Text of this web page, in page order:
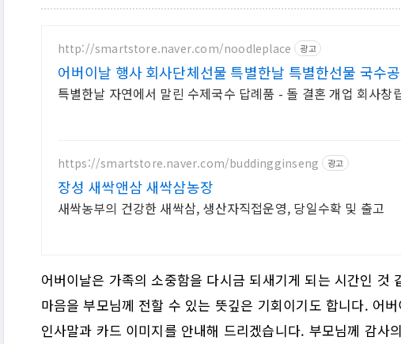
http://smartstore.naver.com/noodleplace 광고
어버이날 행사 회사단체선물 특별한날 특별한선물 국수
특별한날 자연에서 말린 수제국수 답례품 - 돌 결혼 개업 회사창
https://smartstore.naver.com/buddingginseng 광고
장성 새싹앤삼 새싹삼농장
새싹농부의 건강한 새싹삼, 생산자직접운영, 당일수확 및 출고
어버이날은 가족의 소중함을 다시금 되새기게 되는 시간인
마음을 부모님께 전할 수 있는 뜻깊은 기회이기도 합니다. 어
인사말과 카드 이미지를 안내해 드리겠습니다. 부모님께 감사